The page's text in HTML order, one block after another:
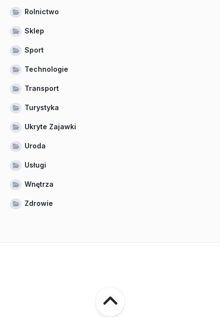
Rolnictwo
Sklep
Sport
Technologie
Transport
Turystyka
Ukryte Zajawki
Uroda
Usługi
Wnętrza
Zdrowie